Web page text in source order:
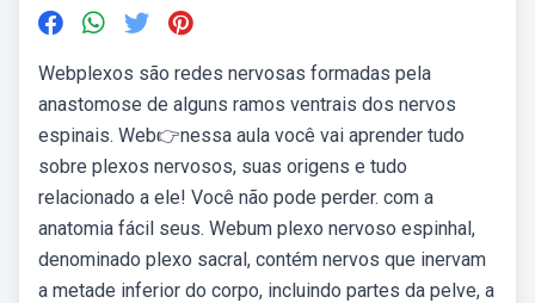
Webplexos são redes nervosas formadas pela
anastomose de alguns ramos ventrais dos nervos
espinais. Web👉nessa aula você vai aprender tudo
sobre plexos nervosos, suas origens e tudo
relacionado a ele! Você não pode perder. com a
anatomia fácil seus. Webum plexo nervoso espinhal,
denominado plexo sacral, contém nervos que inervam
a metade inferior do corpo, incluindo partes da pelve, a